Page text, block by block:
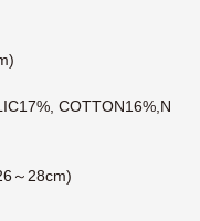
COTTON16%,N
～28cm)